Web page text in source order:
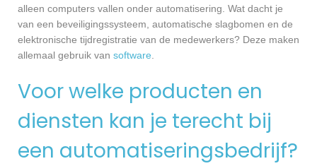
alleen computers vallen onder automatisering. Wat dacht je
van een beveiligingssysteem, automatische slagbomen en de
elektronische tijdregistratie van de medewerkers? Deze maken
allemaal gebruik van software
Voor welke producten en
diensten kan je terecht bij
een automatiseringsbedrijf?